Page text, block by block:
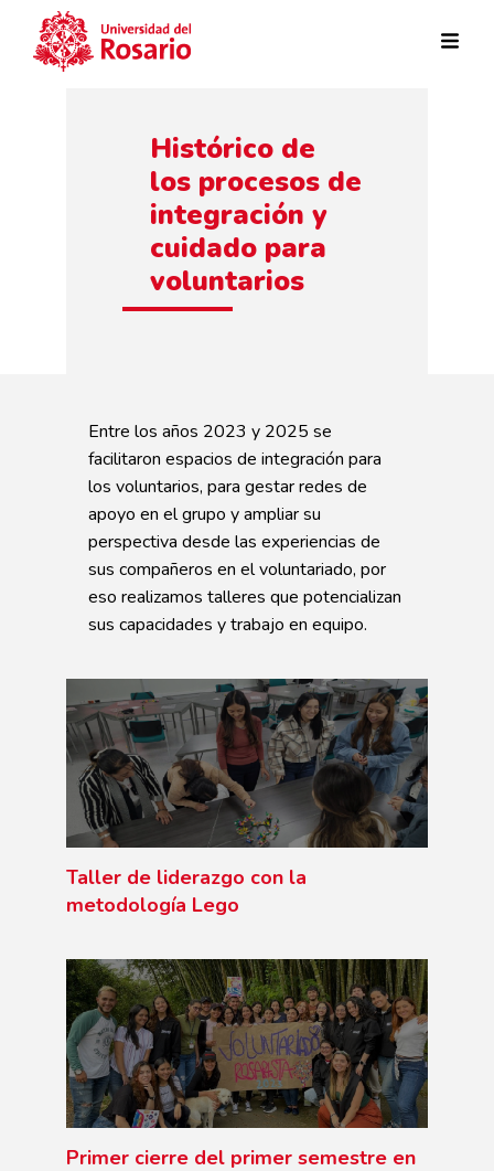
Histórico de
los procesos de
integración y
cuidado para
voluntarios
Entre los años 2023 y 2025 se
facilitaron espacios de integración para
los voluntarios, para gestar redes de
apoyo en el grupo y ampliar su
perspectiva desde las experiencias de
sus compañeros en el voluntariado, por
eso realizamos talleres que potencializan
sus capacidades y trabajo en equipo.
Taller de liderazgo con la
metodología Lego
Primer cierre del primer semestre en